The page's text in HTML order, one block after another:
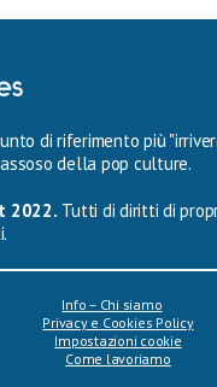
di riferimento più
della pop culture.
2022. Tutti di diritti di
Info – Chi siamo
Privacy e Cookies Policy
Impostazioni cookie
Come lavoriamo